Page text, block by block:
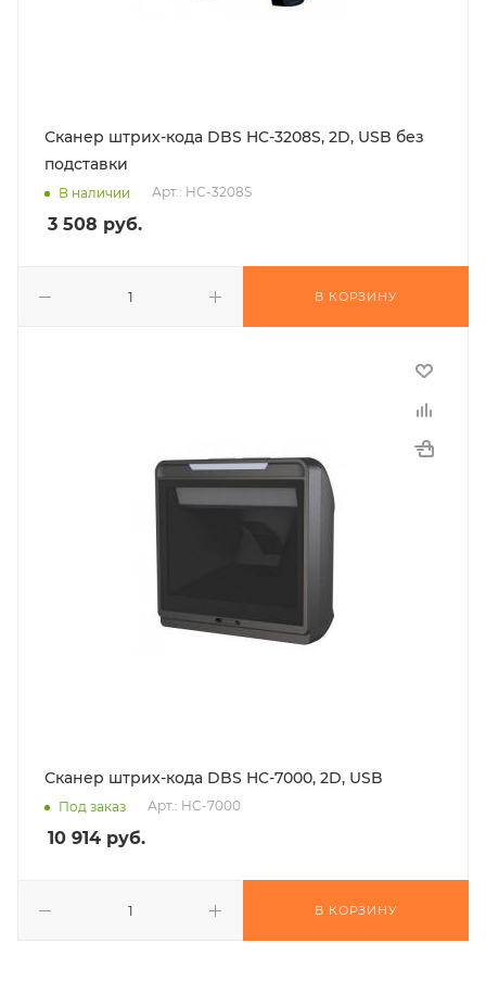
Сканер штрих-кода DBS HC-3208S, 2D, USB без
подставки
В наличии Арт.: HC-3208S
3 508 руб.
В КОРЗИНУ
Сканер штрих-кода DBS HC-7000, 2D, USB
Под заказ Арт.: HC-7000
10 914 руб.
В КОРЗИНУ